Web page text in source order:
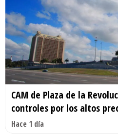
CAM de Plaza de la
controles por los altos
Hace 1 día